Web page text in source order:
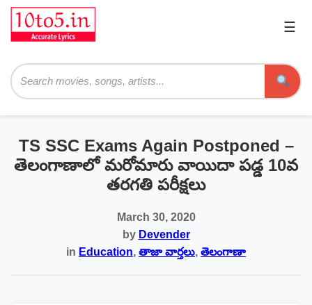
☰
TS SSC Exams Again Postponed –
తెలంగాణాలో మరోమారు వాయిదా పడ్డ 10వ
తరగతి పరీక్షలు
March 30, 2020
by Devender
in Education, తాజా వార్తలు, తెలంగాణా